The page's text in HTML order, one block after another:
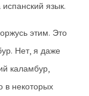
язык.
этим. Это
Нет, я даже
каламбур,
в некоторых